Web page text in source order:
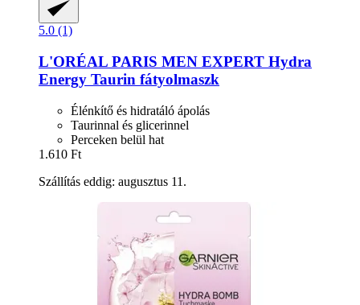
5.0 (1)
L'ORÉAL PARIS MEN EXPERT Hydra
Energy Taurin fátyolmaszk
Élénkítő és hidratáló ápolás
Taurinnal és glicerinnel
Perceken belül hat
1.610 Ft
Szállítás eddig: augusztus 11.